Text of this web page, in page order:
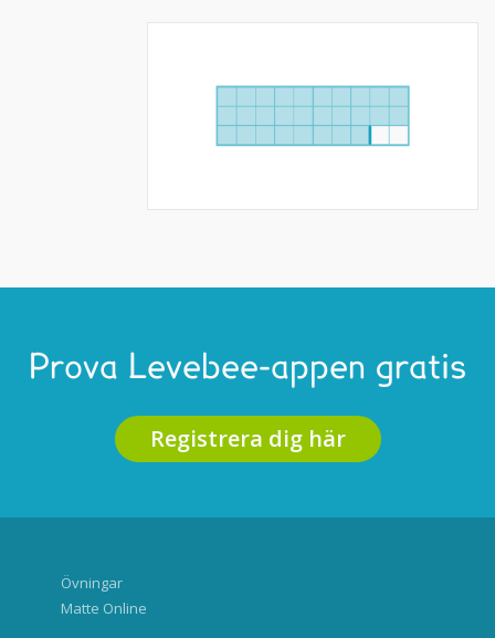
Prova Levebee-appen gratis
Registrera dig här
Övningar
Matte Online